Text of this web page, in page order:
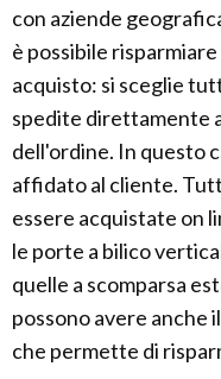
con aziende
è possibile
acquisto: si sceglie
spedite direttamente
dell'ordine. In questo
affidato al cliente.
essere acquistate on
le porte a bilico
quelle a scomparsa
possono avere anche
che permette di